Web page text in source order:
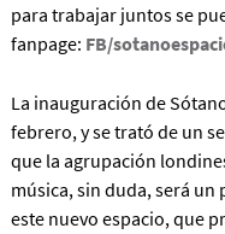
para trabajar juntos se
fanpage: FB/
La inauguración de
febrero, y se trató de un
que la agrupación
música, sin duda, será
este nuevo espacio, que